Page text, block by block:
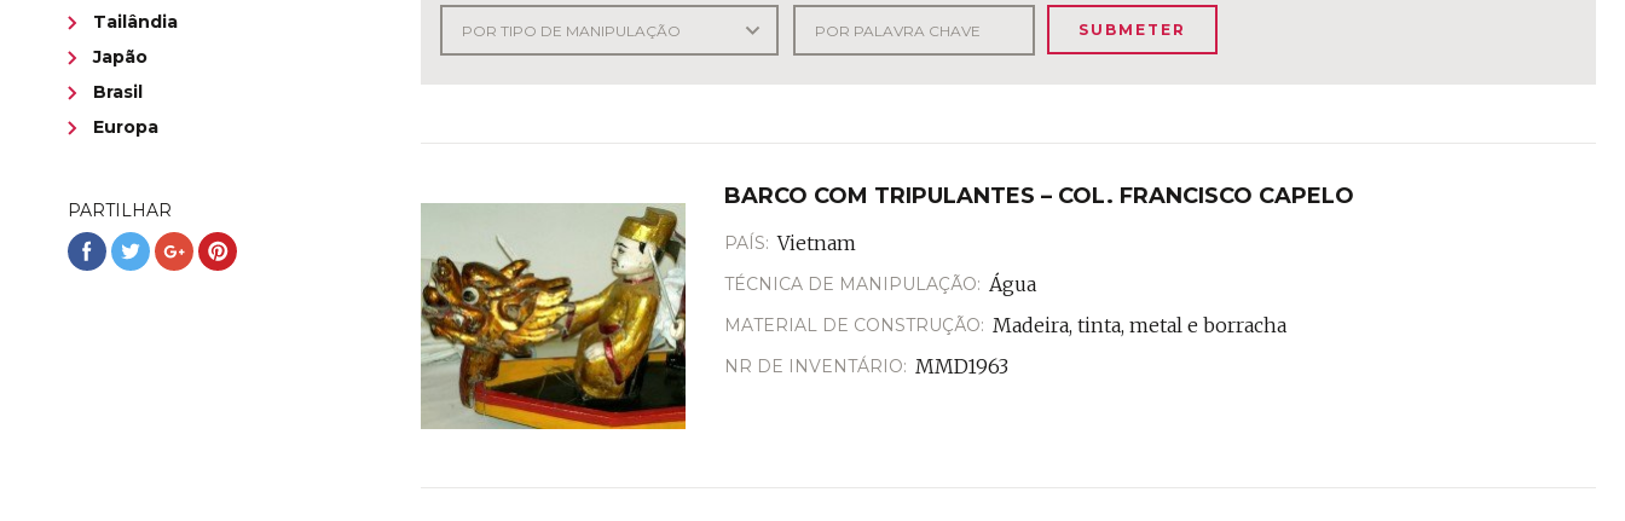
As Marionetas de Água contam-nos lendas e histórias do quotidiano dos campos do Vietname. Uma das lendas com particular
impacto visual está associada à figura feminina de um antepassado mítico Au Co e convoca habitualmente a dança dita dos
SUBMETER
BARCO COM TRIPULANTES – COL. FRANCISCO CAPELO
PAÍS: Vietnam
TÉCNICA DE MANIPULAÇÃO: Água
MATERIAL DE CONSTRUÇÃO: Madeira, tinta, metal e borracha
NR DE INVENTÁRIO: MMD1963
Tailândia
Japão
Brasil
Europa
PARTILHAR
Partilhar
no
Partilhar
no
Partilhar
no
Partilhar
no